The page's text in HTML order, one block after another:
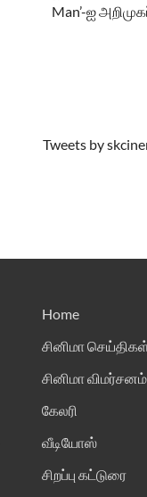
Man’-ஐ
Tweets by
Home
சினிமா
சினிமா விமர்சனம்
கேலரி
வீடியோஸ்
சிறப்பு கட்டுரை